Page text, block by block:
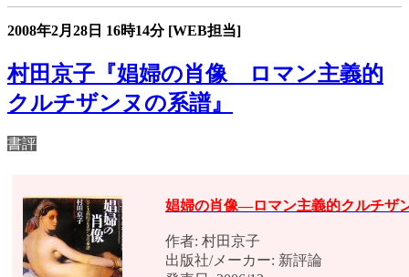
2008年2月28日 16時14分 [WEB担当]
村田京子『娼婦の肖像 ロマン主義的
クルチザンヌの系譜』
書評
娼婦の肖像―ロマン主義的クルチザ
作者: 村田京子
出版社/メーカー: 新評論